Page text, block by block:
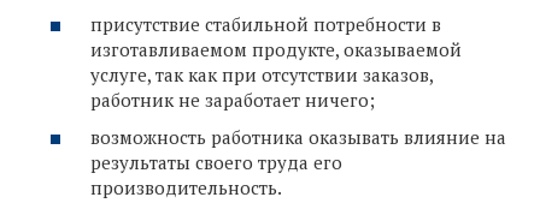
присутствие стабильной потребности в
изготавливаемом продукте, оказываемой
услуге, так как при отсутствии заказов,
работник не заработает ничего;
возможность работника оказывать влияние на
результаты своего труда его
производительность.